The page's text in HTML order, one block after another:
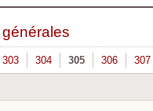
303 304 305 306 307